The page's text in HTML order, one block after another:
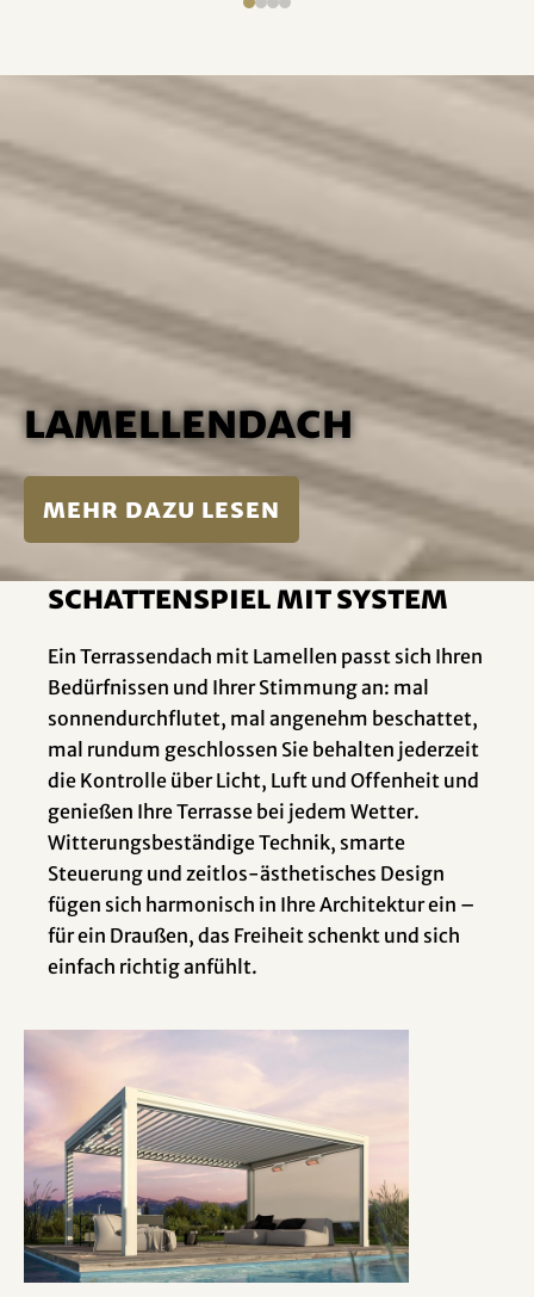
Lamellendach
mehr dazu lesen
Schattenspiel mit System
Ein Terrassendach mit Lamellen passt sich Ihren
Bedürfnissen und Ihrer Stimmung an: mal
sonnendurchflutet, mal angenehm beschattet,
mal rundum geschlossen Sie behalten jederzeit
die Kontrolle über Licht, Luft und Offenheit und
genießen Ihre Terrasse bei jedem Wetter.
Witterungsbeständige Technik, smarte
Steuerung und zeitlos-ästhetisches Design
fügen sich harmonisch in Ihre Architektur ein –
für ein Draußen, das Freiheit schenkt und sich
einfach richtig anfühlt.